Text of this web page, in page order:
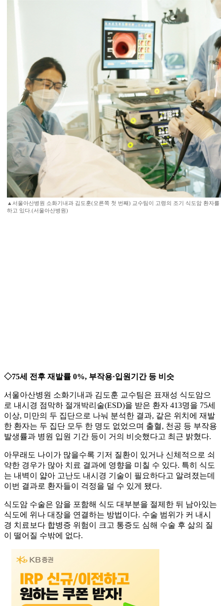
▲서울아산병원 소화기내과 김도훈(오른쪽 첫 번째) 교수팀이 고령의 조기 식도암 환자
하고 있다.(서울아산병원)
◇75세 전후 재발률 0%, 부작용·입원기간 등 비슷
서울아산병원 소화기내과 김도훈 교수팀은 표재성 식도암으
로 내시경 점막하 절개박리술(ESD)을 받은 환자 413명을 75세
이상, 미만의 두 집단으로 나눠 분석한 결과, 같은 위치에 재발
한 환자는 두 집단 모두 한 명도 없었으며 출혈, 천공 등 부작용
발생률과 병원 입원 기간 등이 거의 비슷했다고 최근 밝혔다.
아무래도 나이가 많을수록 기저 질환이 있거나 신체적으로 쇠
약한 경우가 많아 치료 결과에 영향을 미칠 수 있다. 특히 식도
는 내벽이 얇아 고난도 내시경 기술이 필요하다고 알려졌는데
이번 결과로 환자들이 걱정을 덜 수 있게 됐다.
식도암 수술은 암을 포함해 식도 대부분을 절제한 뒤 남아있는
식도에 위나 대장을 연결하는 방법이다. 수술 범위가 커 내시
경 치료보다 합병증 위험이 크고 통증도 심해 수술 후 삶의 질
이 떨어질 수밖에 없다.